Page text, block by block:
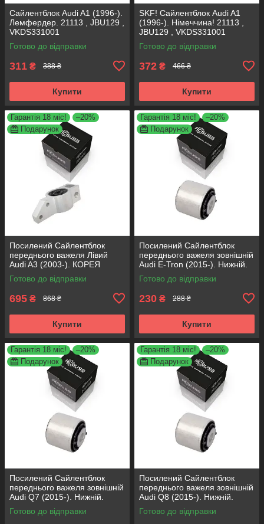
Сайлентблок Audi A1 (1996-).
Лемфердер. 21113 , JBU129 ,
VKDS331001
Готово до відправки
311 ₴ 388 ₴
Купити
SKF! Сайлентблок Audi A1
(1996-). Німеччина! 21113 ,
JBU129 , VKDS331001
Готово до відправки
372 ₴ 466 ₴
Купити
Гарантія 18 міс!
–20%
Подарунок
Посилений Сайлентблок
переднього важеля Лівий
Audi A3 (2003-). КОРЕЯ
Acsuss! 34762 , JBU691 ,
VKDS331004
Готово до відправки
695 ₴ 868 ₴
Купити
Гарантія 18 міс!
–20%
Подарунок
Посилений Сайлентблок
переднього важеля зовнішній
Audi E-Tron (2015-). Нижній.
КОРЕЯ Acsuss! FE175192 ,
VKDS331087
Готово до відправки
230 ₴ 288 ₴
Купити
Гарантія 18 міс!
–20%
Подарунок
Посилений Сайлентблок
переднього важеля зовнішній
Audi Q7 (2015-). Нижній.
КОРЕЯ Acsuss! FE175192 ,
VKDS331087
Готово до відправки
Гарантія 18 міс!
–20%
Подарунок
Посилений Сайлентблок
переднього важеля зовнішній
Audi Q8 (2015-). Нижній.
КОРЕЯ Acsuss! FE175192 ,
VKDS331087
Готово до відправки